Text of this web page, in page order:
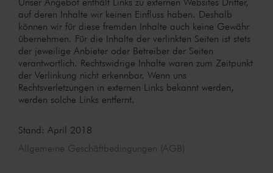
auf deren Inhalte wir keinen Einfluss haben. Deshalb
können wir für diese fremden Inhalte auch keine Gewähr
übernehmen. Für die Inhalte der verlinkten Seiten ist stets
der jeweilige Anbieter oder Betreiber der Seiten
verantwortlich. Rechtswidrige Inhalte waren zum Zeitpunkt
der Verlinkung nicht erkennbar. Wenn uns
Rechtsverletzungen in externen Links bekannt werden,
werden solche Links entfernt.
Stand: April 2018
Allgemeine Geschäftbedingungen (AGB)